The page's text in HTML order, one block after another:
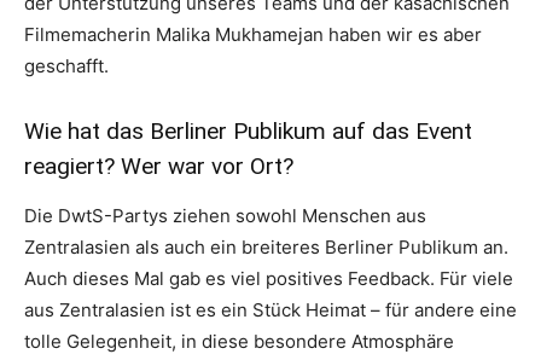
Filmemacherin Malika Mukhamejan haben wir es aber
geschafft.
Wie hat das Berliner Publikum auf das Event
reagiert? Wer war vor Ort?
Die DwtS-Partys ziehen sowohl Menschen aus
Zentralasien als auch ein breiteres Berliner Publikum an.
Auch dieses Mal gab es viel positives Feedback. Für viele
aus Zentralasien ist es ein Stück Heimat – für andere eine
tolle Gelegenheit, in diese besondere Atmosphäre